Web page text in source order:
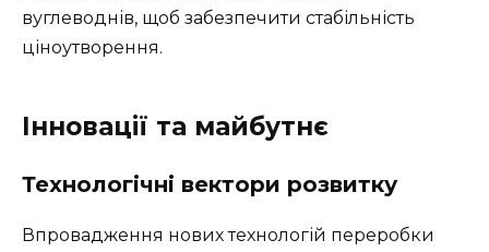
вуглеводнів, щоб забезпечити стабільність
ціноутворення.
Інновації та майбутнє
Технологічні вектори розвитку
Впровадження нових технологій переробки